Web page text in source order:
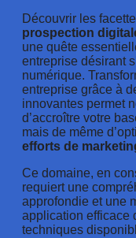
Découvrir les
prospection
une quête
entreprise désirant
numérique.
entreprise grâce à
innovantes permet
d’accroître votre
mais de même
efforts de
Ce domaine, en
requiert une
approfondie et une
application efficace
techniques